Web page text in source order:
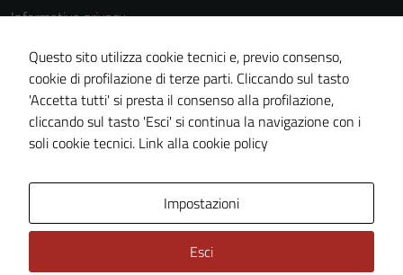
Informativa privacy
Note legali
Dichiarazione di accessibilità
Piano di miglioramento del sito
Questo sito utilizza cookie tecnici e, previo consenso,
cookie di profilazione di terze parti. Cliccando sul tasto
'Accetta tutti' si presta il consenso alla profilazione,
cliccando sul tasto 'Esci' si continua la navigazione con i
soli cookie tecnici. Link alla cookie policy
Impostazioni
Esci